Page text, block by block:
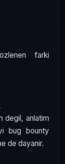
farki
degil, anlatim
bug bounty
de dayanir.